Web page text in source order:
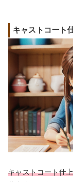
キャストコート
キャストコート仕